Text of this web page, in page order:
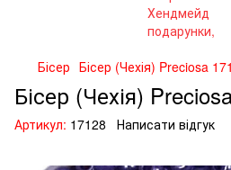
Бісер Бісер (Чехія) Preciosa
Бісер (Чехія)
Артикул: 17128 Написати відгук